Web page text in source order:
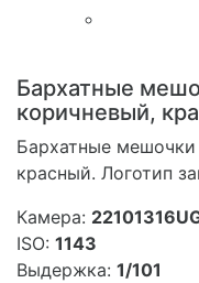
Бархатные
коричневый,
Бархатные
красный. Логотип
Камера:
ISO: 1143
Выдержка: 1/101